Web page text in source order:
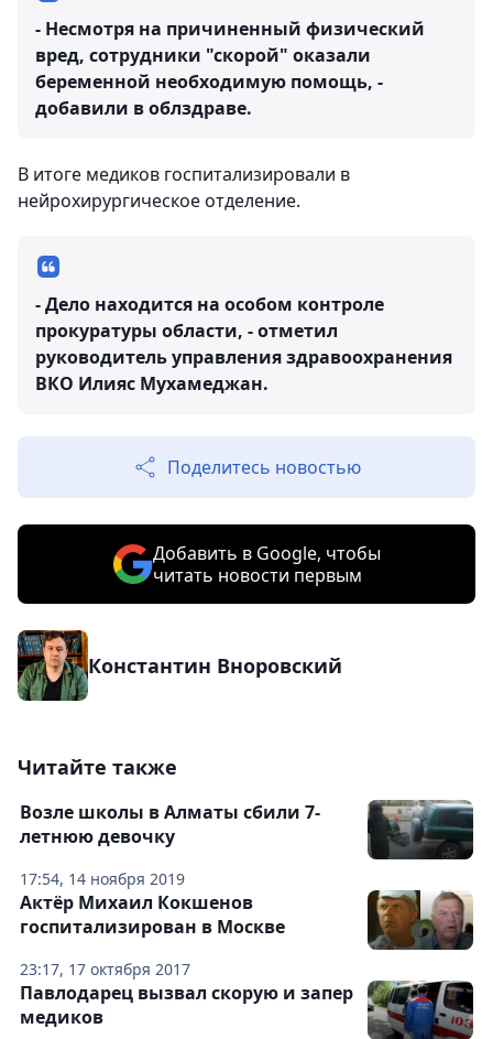
- Несмотря на причиненный физический
вред, сотрудники "скорой" оказали
беременной необходимую помощь, -
добавили в облздраве.
В итоге медиков госпитализировали в
нейрохирургическое отделение.
- Дело находится на особом контроле
прокуратуры области, - отметил
руководитель управления здравоохранения
ВКО Илияс Мухамеджан.
Поделитесь новостью
Добавить в Google, чтобы
читать новости первым
Константин Вноровский
Читайте также
17:54, 14 ноября 2019
Возле школы в Алматы сбили 7-
летнюю девочку
23:17, 17 октября 2017
Актёр Михаил Кокшенов
госпитализирован в Москве
Павлодарец вызвал скорую и запер
медиков